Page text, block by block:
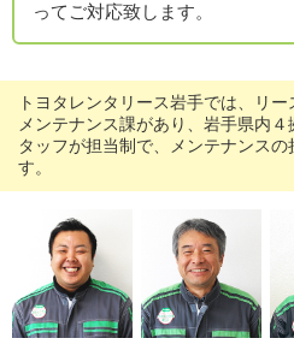
ってご対応致します。
トヨタレンタリース岩手では、リ
メンテナンス課があり、岩手県内
タッフが担当制で、メンテナンス
す。